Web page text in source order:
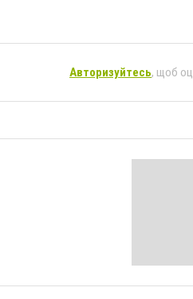
Авторизуйтесь, щоб